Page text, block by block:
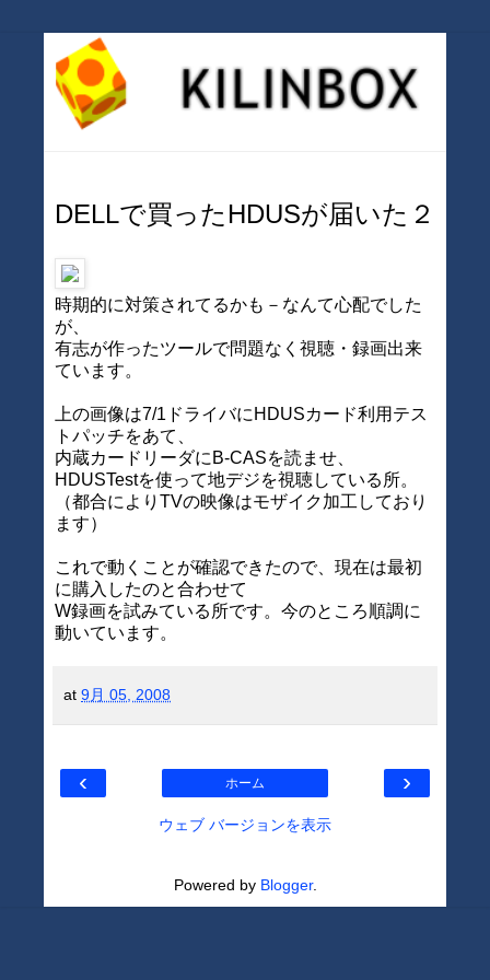
DELLで買ったHDUSが届いた２
時期的に対策されてるかも－なんて心配でした
が、
有志が作ったツールで問題なく視聴・録画出来
ています。
上の画像は7/1ドライバにHDUSカード利用テス
トパッチをあて、
内蔵カードリーダにB-CASを読ませ、
HDUSTestを使って地デジを視聴している所。
（都合によりTVの映像はモザイク加工しており
ます）
これで動くことが確認できたので、現在は最初
に購入したのと合わせて
W録画を試みている所です。今のところ順調に
動いています。
at 9月 05, 2008
‹ ›
ホーム
ウェブ バージョンを表示
Powered by Blogger.